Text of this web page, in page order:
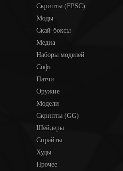
Скрипты (FPSC)
Моды
Скай-боксы
Медиа
Наборы моделей
Софт
Патчи
Оружие
Модели
Скрипты (GG)
Шейдеры
Спрайты
Худы
Прочее